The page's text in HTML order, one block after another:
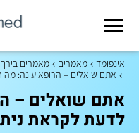
אינפומד מאמרים
מאמרים
אתם שואלים – הרופא עונה:
אתם שואלים –
לדעת לקראת